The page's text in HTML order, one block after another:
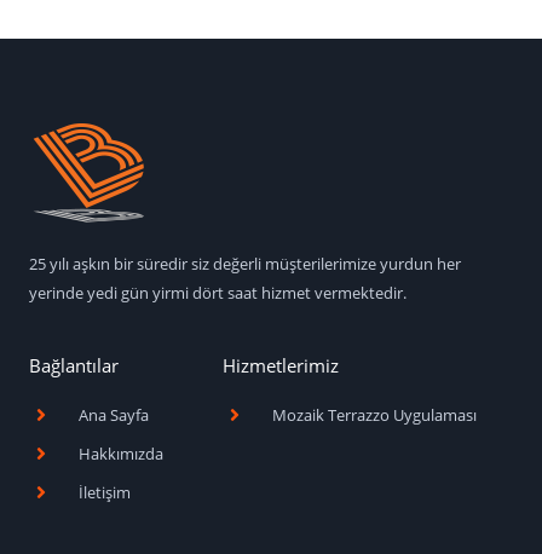
25 yılı aşkın bir süredir siz değerli müşterilerimize yurdun her
yerinde yedi gün yirmi dört saat hizmet vermektedir.
Bağlantılar
Ana Sayfa
Hakkımızda
İletişim
Hizmetlerimiz
Mozaik Terrazzo Uygulaması